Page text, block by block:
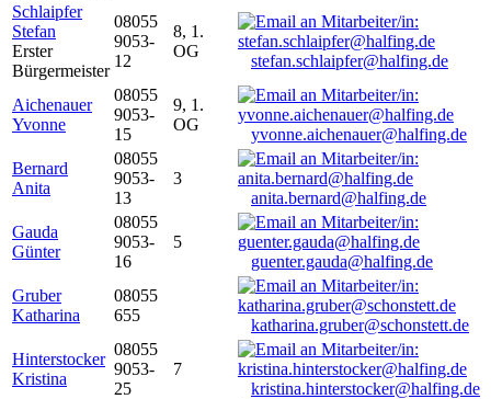
Schlaipfer
Stefan
Erster
Bürgermeister
08055
9053-
12
8, 1.
OG
stefan.schlaipfer@halfing.de
Aichenauer
Yvonne
08055
9053-
15
9, 1.
OG
yvonne.aichenauer@halfing.de
Bernard
Anita
08055
9053-
13
3
anita.bernard@halfing.de
Gauda
Günter
08055
9053-
16
5
guenter.gauda@halfing.de
Gruber
Katharina
08055
655
katharina.gruber@schonstett.de
Hinterstocker
Kristina
08055
9053-
25
7
kristina.hinterstocker@halfing.de